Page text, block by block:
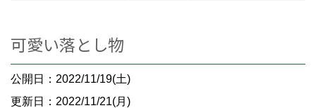
可愛い落とし物
公開日：2022/11/19(土)
更新日：2022/11/21(月)